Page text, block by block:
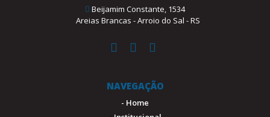
Beijamim Constante, 1534
Areias Brancas - Arroio do Sal - RS
NAVEGAÇÃO
- Home